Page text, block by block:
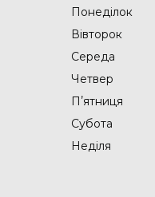
Понеділок
Вівторок
Середа
Четвер
Пʼятниця
Субота
Неділя